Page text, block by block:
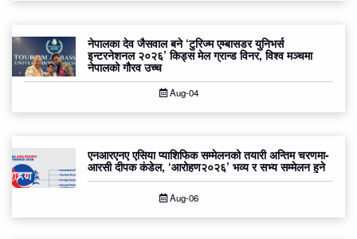
नेपालका देव जैसवाल बने ‘टुरिज्म एम्बासडर युनिभर्स
इन्टरनेशनल २०२६’ किड्स मेल ग्रान्ड विनर, विश्व मञ्चमा
नेपालको गौरव उच्च
Aug-04
एनआरएनए एसिया प्याशिफिक सम्मेलनको तयारी अन्तिम चरणमा-
आरसी दीपक कंडेल, ‘आरोहण२०२६’ भव्य र सभ्य सम्मेलन हुने
Aug-06